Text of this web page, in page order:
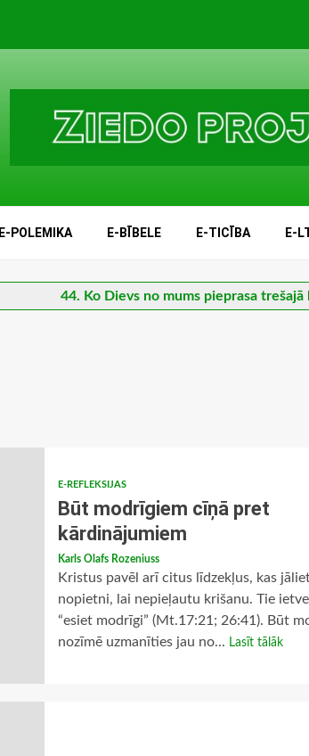
E-POLEMIKA E-BĪBELE E-TICĪBA E-
44. Ko Dievs no mums pieprasa trešajā
E-REFLEKSIJAS
Būt modrīgiem cīņā pret
kārdinājumiem
Karls Olafs Rozeniuss
Kristus pavēl arī citus līdzekļus, kas
nopietni, lai nepieļautu krišanu. Tie
“esiet modrīgi” (Mt.17:21; 26:41). Būt
nozīmē uzmanīties jau no... Lasīt tālāk